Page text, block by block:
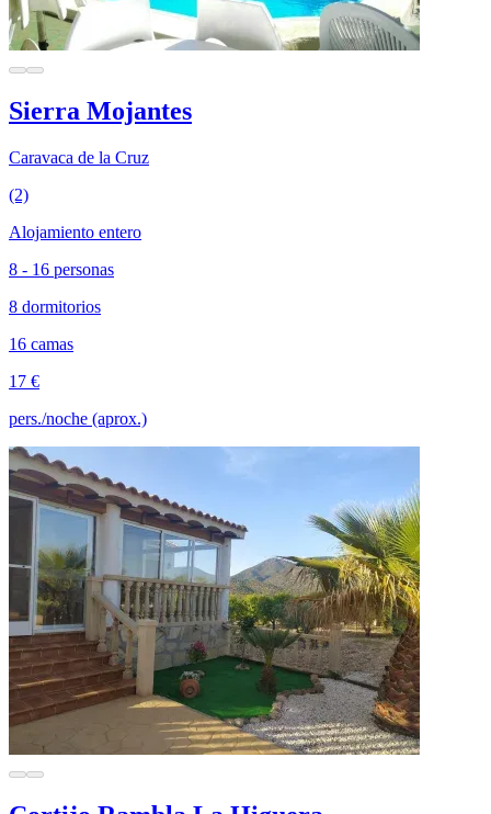
Sierra Mojantes
Caravaca de la Cruz
(2)
Alojamiento entero
8 - 16 personas
8 dormitorios
16 camas
17 €
pers./noche (aprox.)